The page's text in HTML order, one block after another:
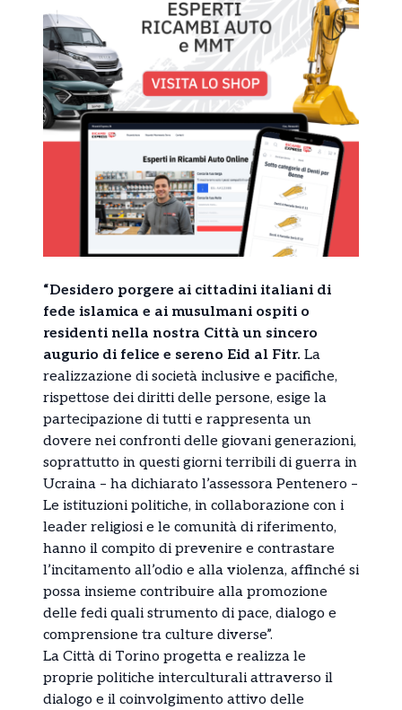
“Desidero porgere ai cittadini italiani di
fede islamica e ai musulmani ospiti o
residenti nella nostra Città un sincero
augurio di felice e sereno Eid al Fitr. La
realizzazione di società inclusive e pacifiche,
rispettose dei diritti delle persone, esige la
partecipazione di tutti e rappresenta un
dovere nei confronti delle giovani generazioni,
soprattutto in questi giorni terribili di guerra in
Ucraina – ha dichiarato l’assessora Pentenero –
Le istituzioni politiche, in collaborazione con i
leader religiosi e le comunità di riferimento,
hanno il compito di prevenire e contrastare
l’incitamento all’odio e alla violenza, affinché si
possa insieme contribuire alla promozione
delle fedi quali strumento di pace, dialogo e
comprensione tra culture diverse”.
La Città di Torino progetta e realizza le
proprie politiche interculturali attraverso il
dialogo e il coinvolgimento attivo delle